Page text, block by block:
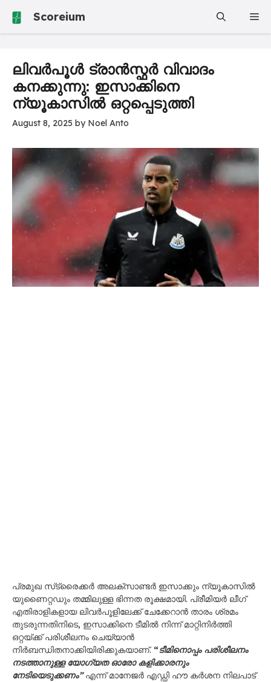
Scoreium
ലിവർപൂൾ ട്രാൻസ്ഫർ വിവാദം
കനക്കുന്നു: ഇസാക്കിനെ
ന്യൂകാസിൽ ഒറ്റപ്പെടുത്തി
August 8, 2025 by Noel Anto
പ്രമുഖ സ്‌ട്രൈക്കർ അലക്‌സാണ്ടർ ഇസാക്കും ന്യൂകാസിൽ
യുണൈറ്റഡും തമ്മിലുള്ള ഭിന്നത രൂക്ഷമായി. പ്രീമിയർ ലീഗ്
എതിരാളികളായ ലിവർപൂളിലേക്ക് ചേക്കേറാൻ താരം ശ്രമം
തുടരുന്നതിനിടെ, ഇസാക്കിനെ ടീമിൽ നിന്ന് മാറ്റിനിർത്തി
ഒറ്റയ്ക്ക് പരിശീലനം ചെയ്യാൻ
നിർബന്ധിതനാക്കിയിരിക്കുകയാണ്. “ടീമിനൊപ്പം പരിശീലനം
നടത്താനുള്ള യോഗ്യത ഓരോ കളിക്കാരനും
നേടിയെടുക്കണം”എന്ന് മാനേജർ എഡ്ഡി ഹൗ കർശന നിലപാട്